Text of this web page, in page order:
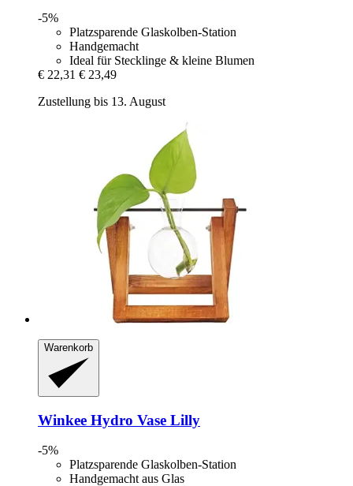
-5%
Platzsparende Glaskolben-Station
Handgemacht
Ideal für Stecklinge & kleine Blumen
€ 22,31 € 23,49
Zustellung bis 13. August
Warenkorb
Winkee Hydro Vase Lilly
-5%
Platzsparende Glaskolben-Station
Handgemacht aus Glas